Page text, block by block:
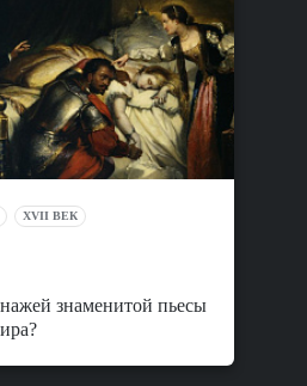
XVII ВЕК
знаменитой пьесы